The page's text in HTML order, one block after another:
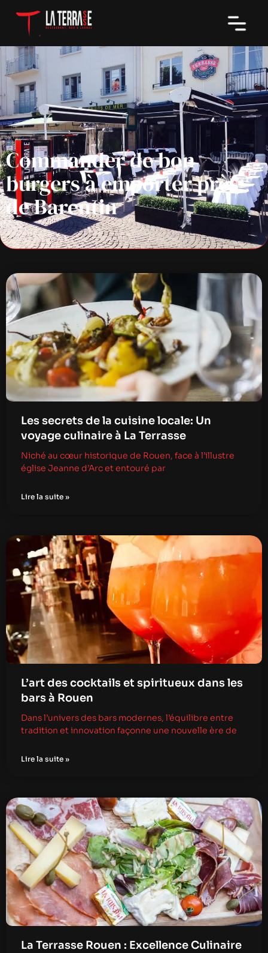
Commander de bon
burgers à emporter près
de Barentin
Les secrets de la cuisine locale: Un
voyage culinaire à La Terrasse
Niché au cœur historique de Rouen, face à l’illustre
église Jeanne d’Arc et entouré par
Lire la suite »
L’art des cocktails et spiritueux dans les
bars à Rouen
Dans l’univers des bars modernes, l’équilibre entre
tradition et innovation façonne une nouvelle ère de
Lire la suite »
La Terrasse Rouen : Excellence Culinaire